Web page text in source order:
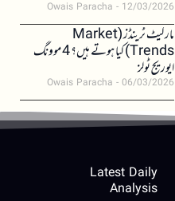
Owais Paracha 12/03/2026
مارکیٹ ٹرینڈز (Market
Trends) کیا ہوتے ہیں؟ 4 موونگ
ایوریج ٹولز
Owais Paracha 06/03/2026
Latest Daily
Analysis